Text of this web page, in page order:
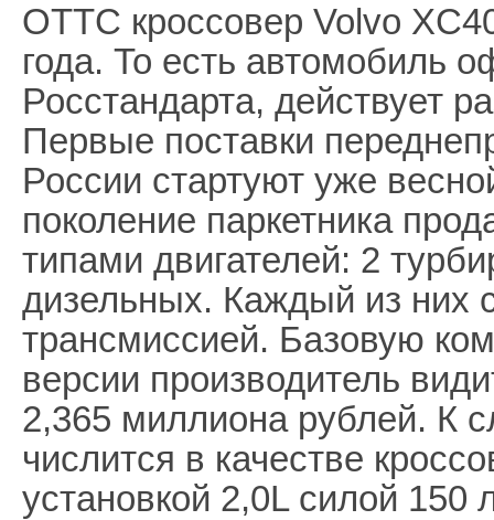
ОТТС кроссовер Volvo
года. То есть автомобиль
Росстандарта, действует
Первые поставки
России стартуют уже
поколение паркетника
типами двигателей: 2
дизельных. Каждый из них
трансмиссией. Базовую
версии производитель
2,365 миллиона рублей. К
числится в качестве
установкой 2,0L силой